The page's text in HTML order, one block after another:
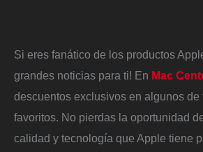
Si eres fanático de los productos
grandes noticias para ti! En Mac
descuentos exclusivos en algunos de
favoritos. No pierdas la oportunidad
calidad y tecnología que Apple tiene